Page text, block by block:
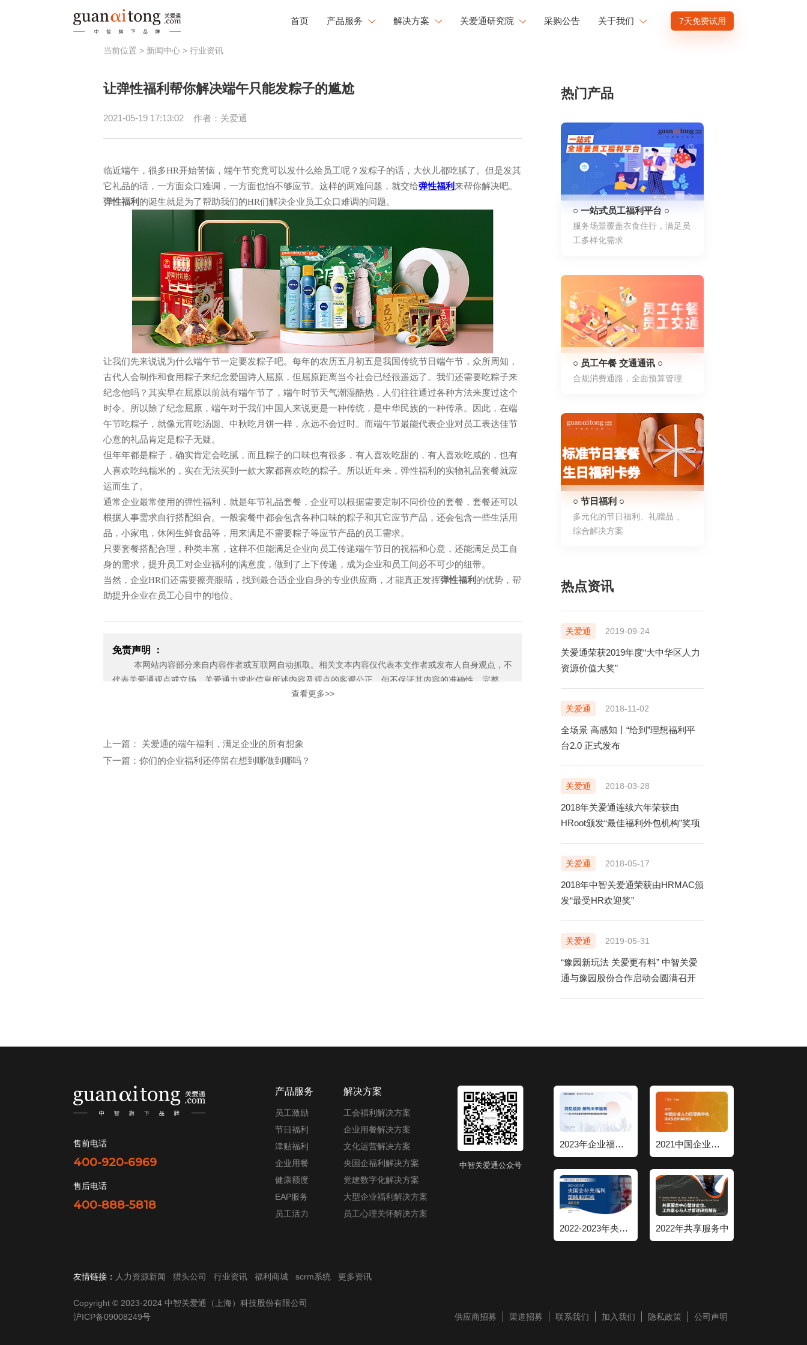
首页 产品服务
员工激励
健康管理
商业赋能
解决方案 关爱通研究院 采购公告 关于我们
投资者关系
供应商招募
渠道招募
7天免费试用
当前位置 > 新闻中心 > 行业资讯
让弹性福利帮你解决端午只能发粽子的尴尬
2021-05-19 17:13:02 作者：关爱通
临近端午，很多HR开始苦恼，端午节究竟可以发什么给员工呢？发粽子的话，大伙儿都吃腻了。但是发其
它礼品的话，一方面众口难调，一方面也怕不够应节。这样的两难问题，就交给弹性福利来帮你解决吧。
弹性福利 的诞生就是为了帮助我们的HR们解决企业员工众口难调的问题。
让我们先来说说为什么端午节一定要发粽子吧。每年的农历五月初五是我国传统节日端午节，众所周知，
古代人会制作和食用粽子来纪念爱国诗人屈原，但屈原距离当今社会已经很遥远了。我们还需要吃粽子来
纪念他吗？其实早在屈原以前就有端午节了，端午时节天气潮湿酷热，人们往往通过各种方法来度过这个
时令。所以除了纪念屈原，端午对于我们中国人来说更是一种传统，是中华民族的一种传承。因此，在端
午节吃粽子，就像元宵吃汤圆、中秋吃月饼一样，永远不会过时。而端午节最能代表企业对员工表达佳节
心意的礼品肯定是粽子无疑。
但年年都是粽子，确实肯定会吃腻，而且粽子的口味也有很多，有人喜欢吃甜的，有人喜欢吃咸的，也有
人喜欢吃纯糯米的，实在无法买到一款大家都喜欢吃的粽子。所以近年来，弹性福利的实物礼品套餐就应
运而生了。
通常企业最常使用的弹性福利，就是年节礼品套餐，企业可以根据需要定制不同价位的套餐，套餐还可以
根据人事需求自行搭配组合。一般套餐中都会包含各种口味的粽子和其它应节产品，还会包含一些生活用
品，小家电，休闲生鲜食品等，用来满足不需要粽子等应节产品的员工需求。
只要套餐搭配合理，种类丰富，这样不但能满足企业向员工传递端午节日的祝福和心意，还能满足员工自
身的需求，提升员工对企业福利的满意度，做到了上下传递，成为企业和员工间必不可少的纽带。
当然，企业HR们还需要擦亮眼睛，找到最合适企业自身的专业供应商，才能真正发挥弹性福利 的优势，帮
助提升企业在员工心目中的地位。
免责声明 ：
本网站内容部分来自内容作者或互联网自动抓取。相关文本内容仅代表本文作者或发布人自身观点，不
代表关爱通观点或立场。关爱通力求此信息所述内容及观点的客观公正，但不保证其内容的准确性、完整
性，也不保证未来内容不会发生变更。 如本网展示内容的作者及编辑认为其作品不宜上网供大家浏览，或不
邮箱：yan.zheng@guanaitong.com
查看更多>>
上一篇： 关爱通的端午福利，满足企业的所有想象
下一篇：你们的企业福利还停留在想到哪做到哪吗？
热门产品
○ 一站式员工福利平台 ○
服务场景覆盖衣食住行，满足员
工多样化需求
○ 员工午餐 交通通讯 ○
合规消费通路，全面预算管理
○ 节日福利 ○
多元化的节日福利、礼赠品 、
综合解决方案
热点资讯
关爱通 2019-09-24
关爱通荣获2019年度“大中华区人力
资源价值大奖”
关爱通 2018-11-02
全场景 高感知丨“给到”理想福利平
台2.0 正式发布
关爱通 2018-03-28
2018年关爱通连续六年荣获由
HRoot颁发“最佳福利外包机构”奖项
关爱通 2018-05-17
2018年中智关爱通荣获由HRMAC颁
发“最受HR欢迎奖”
关爱通 2019-05-31
“豫园新玩法 关爱更有料” 中智关爱
通与豫园股份合作启动会圆满召开
400-888-5818
售前电话
400-920-6969
售后电话
400-888-5818
产品服务
员工激励
节日福利
津贴福利
企业用餐
健康额度
EAP服务
员工活力
解决方案
工会福利解决方案
企业用餐解决方案
文化运营解决方案
央国企福利解决方案
党建数字化解决方案
大型企业福利解决方案
员工心理关怀解决方案
中智关爱通公众号
2023年企业福利策略和管理趋势调研报告 2021中国企业人力资源数字化现状和趋势调研报告
2022-2023年央国企补充福利策略和实践调研报告 2022年共享服务中心整体定位工作重
友情链接： 人力资源新闻 猎头公司 行业资讯 福利商城 scrm系统 更多资讯
Copyright © 2023-2024 中智关爱通（上海）科技股份有限公司
沪ICP备09008249号
供应商招募 渠道招募 联系我们
电话: 021-34014622 邮箱: CUSTOMER@GUANAITONG.COM
地址: 上海市徐汇区沪闵路9299号中智大厦9楼
加入我们 隐私政策 公司声明
声 明
中智关爱通（上海）科技股份有限公司
2019年 2 月 26 日